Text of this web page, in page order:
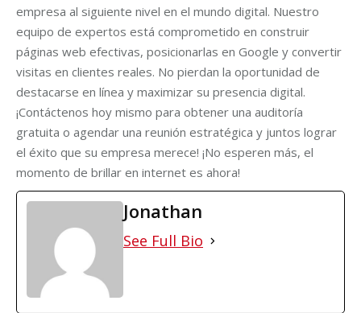
empresa al siguiente nivel en el mundo digital. Nuestro
equipo de expertos está comprometido en construir
páginas web efectivas, posicionarlas en Google y convertir
visitas en clientes reales. No pierdan la oportunidad de
destacarse en línea y maximizar su presencia digital.
¡Contáctenos hoy mismo para obtener una auditoría
gratuita o agendar una reunión estratégica y juntos lograr
el éxito que su empresa merece! ¡No esperen más, el
momento de brillar en internet es ahora!
Jonathan
See Full Bio